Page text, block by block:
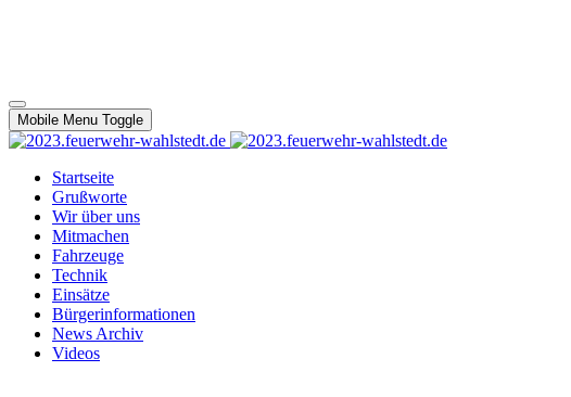
Mobile Menu Toggle
Startseite
Grußworte
Wir über uns
Mitmachen
Fahrzeuge
Technik
Einsätze
Bürgerinformationen
News Archiv
Videos